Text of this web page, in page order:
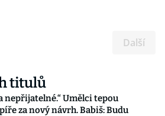
Další
titulů
nepřijatelné.“ Umělci tepou
za nový návrh. Babiš: Budu